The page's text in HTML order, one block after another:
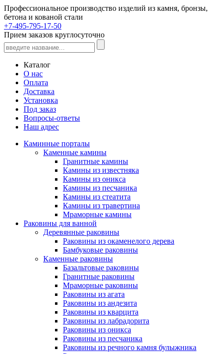
Профессиональное производство изделий из камня, бронзы,
бетона и кованой стали
+7-495-795-17-50
Прием заказов круглосуточно
Каталог
О нас
Оплата
Доставка
Установка
Под заказ
Вопросы-ответы
Наш адрес
Каминные порталы
Каменные камины
Гранитные камины
Камины из известняка
Камины из оникса
Камины из песчаника
Камины из стеатита
Камины из травертина
Мраморные камины
Раковины для ванной
Деревянные раковины
Раковины из окаменелого дерева
Бамбуковые раковины
Каменные раковины
Базальтовые раковины
Гранитные раковины
Мраморные раковины
Раковины из агата
Раковины из андезита
Раковины из кварцита
Раковины из лабрадорита
Раковины из оникса
Раковины из песчаника
Раковины из речного камня булыжника